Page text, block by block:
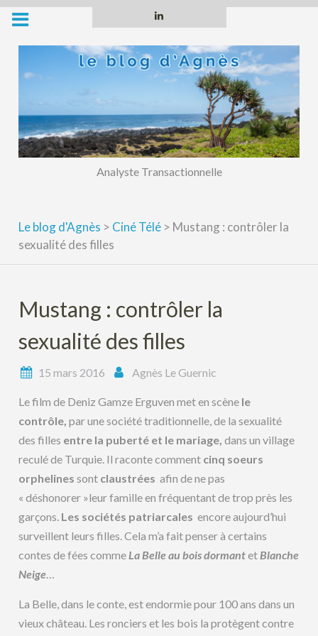
Skip
content
Analyste Transactionnelle
Le blog d'Agnès > Ciné Télé > Mustang : contrôler la
sexualité des filles
Mustang : contrôler la
sexualité des filles
15 mars 2016 Agnès Le Guernic
Le film de Deniz Gamze Erguven met en scène le
contrôle, par une société traditionnelle, de la sexualité
des filles entre la puberté et le mariage,dans un village
reculé de Turquie. Il raconte comment cinq soeurs
orphelines sont claustrées afin de ne pas
« déshonorer »leur famille en fréquentant de trop près les
garçons. Les sociétés patriarcales encore aujourd’hui
surveillent leurs filles. Cela m’a fait penser à certains
contes de fées commeLa Belle au bois dormantetBlanche
Neige…
La Belle, dans le conte, est endormie pour 100 ans dans un
vieux château. Les ronciers et les bois la protègent contre